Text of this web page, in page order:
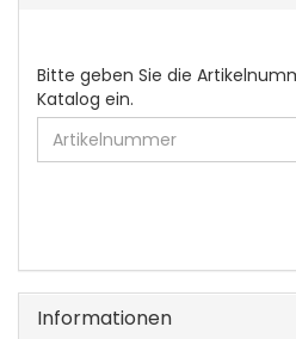
BITTE
GEBEN
SIE
DIE
ARTIKELNUMMER
EIN.
Bitte geben Sie die
Katalog ein.
Informationen